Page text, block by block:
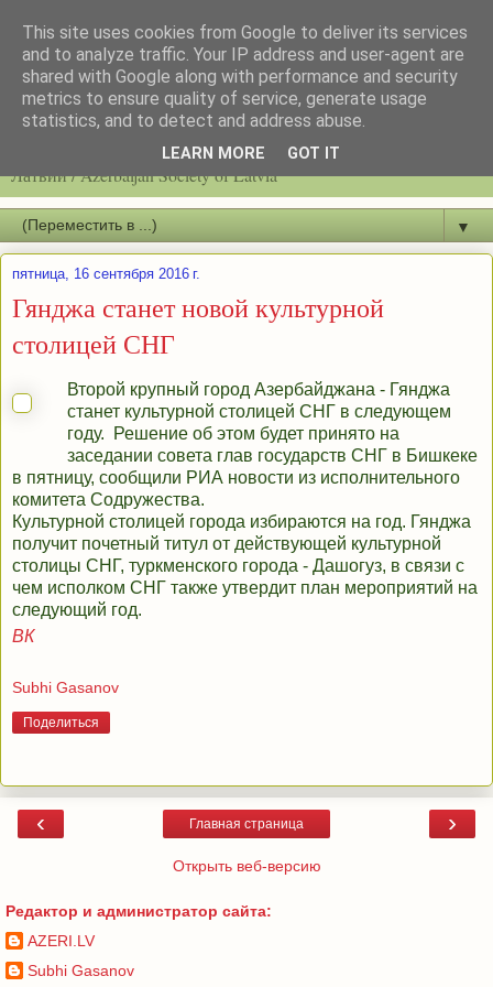
Latvijas azerbaidžāņu biedrību / Общество азербайджанцев
Латвии / Azerbaijan Society of Latvia
▼
пятница, 16 сентября 2016 г.
Гянджа станет новой культурной
столицей СНГ
Второй крупный город Азербайджана - Гянджа
станет культурной столицей СНГ в следующем
году. Решение об этом будет принято на
заседании совета глав государств СНГ в Бишкеке
в пятницу, сообщили РИА новости из исполнительного
комитета Содружества.
Культурной столицей города избираются на год. Гянджа
получит почетный титул от действующей культурной
столицы СНГ, туркменского города - Дашогуз, в связи с
чем исполком СНГ также утвердит план мероприятий на
следующий год.
ВК
Subhi Gasanov
Поделиться
‹ ›
Главная страница
Открыть веб-версию
Редактор и администратор сайта:
AZERI.LV
Subhi Gasanov
This site uses cookies from Google to deliver its services
and to analyze traffic. Your IP address and user-agent are
shared with Google along with performance and security
metrics to ensure quality of service, generate usage
statistics, and to detect and address abuse.
LEARN MORE GOT IT